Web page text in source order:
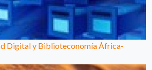
Digital y Biblioteconomía África-